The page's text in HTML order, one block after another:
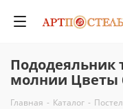
Пододеяльник
молнии Цветы
Главная - Каталог -